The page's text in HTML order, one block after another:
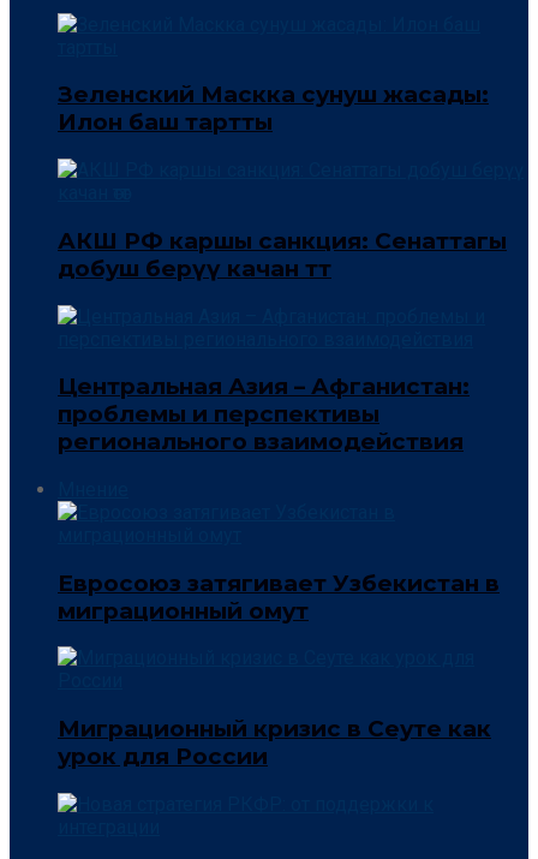
Зеленский Маскка сунуш жасады:
Илон баш тартты
АКШ РФ каршы санкция: Сенаттагы
добуш берүү качан өтөт
Центральная Азия – Афганистан:
проблемы и перспективы
регионального взаимодействия
Евросоюз затягивает Узбекистан в
миграционный омут
Миграционный кризис в Сеуте как
урок для России